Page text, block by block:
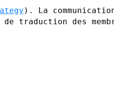
). La
traduction des